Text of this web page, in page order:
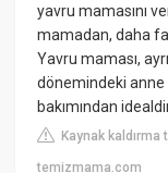
yavru mamasını
mamadan, daha
Yavru maması,
dönemindeki anne
bakımından
Kaynak kaldırma
temizmama.com